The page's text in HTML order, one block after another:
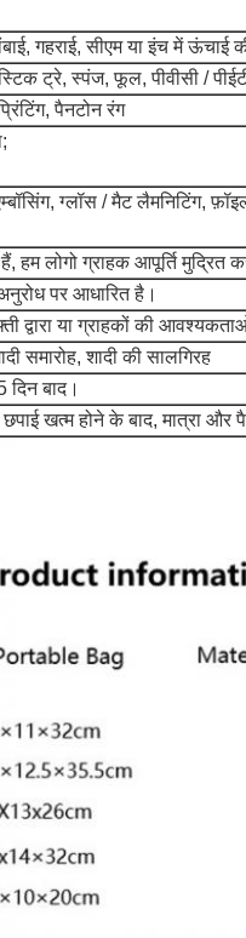
गहराई, सीएम या इंच में ऊंचाई
ट्रे, स्पंज, फूल, पीवीसी /
पैनटोन रंग
एम्बॉसिंग, ग्लॉस / मैट लैमनिटिंग,
हम लोगो ग्राहक आपूर्ति मुद्रित
पर आधारित है।
द्वारा या ग्राहकों की
समारोह, शादी की सालगिरह
बाद।
खत्म होने के बाद, मात्रा और